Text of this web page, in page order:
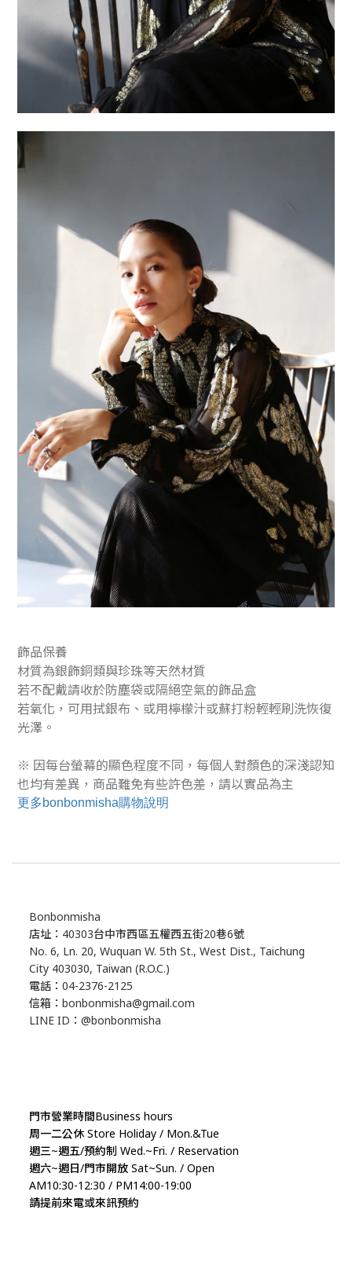
飾品保養
材質為銀飾銅類與珍珠等天然材質
若不配戴請收於防塵袋或隔絕空氣的飾品盒
若氧化，可用拭銀布、或用檸檬汁或蘇打粉輕輕刷洗恢復
光澤。
※ 因每台螢幕的顯色程度不同，每個人對顏色的深淺認知
也均有差異，商品難免有些許色差，請以實品為主
更多bonbonmisha購物說明
Bonbonmisha
店址：40303台中市西區五權西五街20巷6號
No. 6, Ln. 20, Wuquan W. 5th St., West Dist., Taichung
City 403030, Taiwan (R.O.C.)
電話：04-2376-2125
信箱：bonbonmisha@gmail.com
LINE ID：@bonbonmisha
門市營業時間Business hours
周一二公休 Store Holiday / Mon.&Tue
週三~週五/預約制 Wed.~Fri. / Reservation
週六~週日/門市開放 Sat~Sun. / Open
AM10:30-12:30 / PM14:00-19:00
請提前來電或來訊預約